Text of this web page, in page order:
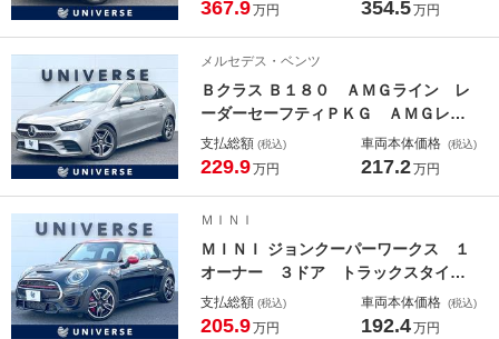
パワーシート ＬＥＤヘッド ＥＴＣ
367.9万円 354.5万円
メルセデス・ベンツ
Ｂクラス Ｂ１８０ ＡＭＧライン レ
ーダーセーフティＰＫＧ ＡＭＧレザ
ーエクスクルーシブＰＫＧ ナビゲー
ションＰＫＧ アドバンスドＰＫＧ
パワーバックドア ＥＴＣ 禁煙
支払総額 (税込)
229.9万円
車両本体価格 (税込)
217.2万円
ＭＩＮＩ
ＭＩＮＩ ジョンクーパーワークス １
オーナー ３ドア トラックスタイ
ル １８インチ黒塗装ＡＷ ハーフレ
ザー シートヒーター 純正ナビ ア
支払総額 (税込)
205.9万円
車両本体価格 (税込)
192.4万円